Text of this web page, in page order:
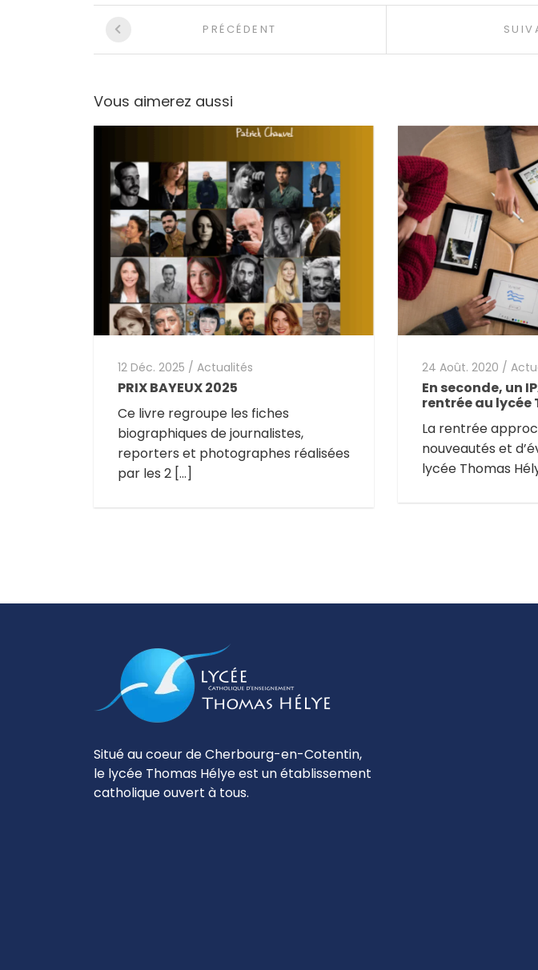
Navigation
entre
articles
PRÉCÉDENT
Vous aimerez aussi
12 Déc. 2025 / Actualités
PRIX BAYEUX 2025
Ce livre regroupe les fiches
biographiques de journalistes,
reporters et photographes réalisées
par les 2 […]
24 Août. 2020 /
En seconde, un
rentrée au lycée
La rentrée
nouveautés et
lycée Thomas
Situé au coeur de Cherbourg-en-Cotentin,
le lycée Thomas Hélye est un établissement
catholique ouvert à tous.